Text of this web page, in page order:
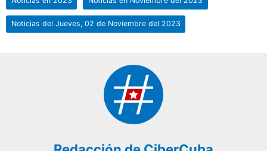
Noticias del Jueves, 02 de Noviembre del 2023